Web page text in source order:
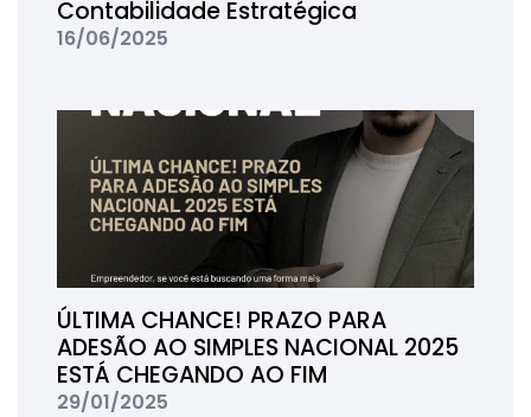
Contabilidade Estratégica
16/06/2025
ÚLTIMA CHANCE! PRAZO PARA
ADESÃO AO SIMPLES NACIONAL 2025
ESTÁ CHEGANDO AO FIM
29/01/2025